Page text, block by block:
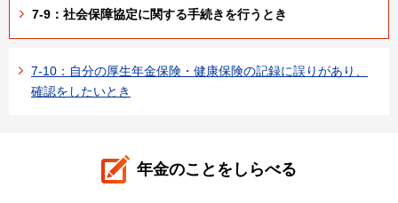
7-9：社会保障協定に関する手続きを行うとき
7-10：自分の厚生年金保険・健康保険の記録に誤りがあり、
確認をしたいとき
年金のことをしらべる